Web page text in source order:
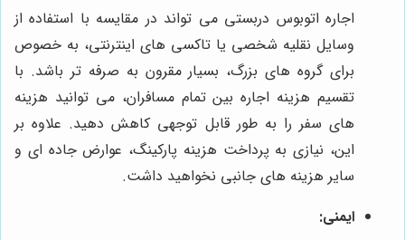
اجاره اتوبوس دربستی می تواند در مقایسه با استفاده از
وسایل نقلیه شخصی یا تاکسی های اینترنتی، به خصوص
برای گروه های بزرگ، بسیار مقرون به صرفه تر باشد. با
تقسیم هزینه اجاره بین تمام مسافران، می توانید هزینه
های سفر را به طور قابل توجهی کاهش دهید. علاوه بر
این، نیازی به پرداخت هزینه پارکینگ، عوارض جاده ای و
سایر هزینه های جانبی نخواهید داشت.
ایمنی: